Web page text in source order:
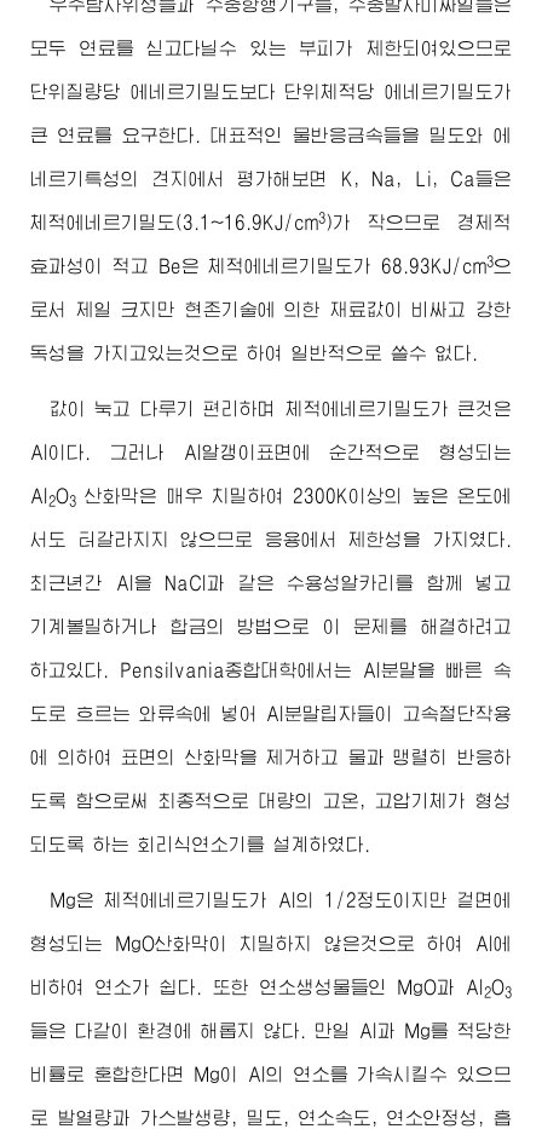
우주탐사위성들과 수중항행기구들, 수중발사미싸일들은
모두 연료를 싣고다닐수 있는 부피가 제한되여있으므로
단위질량당 에네르기밀도보다 단위체적당 에네르기밀도가
큰 연료를 요구한다. 대표적인 물반응금속들을 밀도와 에
네르기특성의 견지에서 평가해보면 K, Na, Li, Ca들은
체적에네르기밀도(3.1~16.9KJ/cm3)가 작으므로 경제적
효과성이 적고 Be은 체적에네르기밀도가 68.93KJ/cm3으
로서 제일 크지만 현존기술에 의한 재료값이 비싸고 강한
독성을 가지고있는것으로 하여 일반적으로 쓸수 없다.
값이 눅고 다루기 편리하며 체적에네르기밀도가 큰것은
Al이다. 그러나 Al알갱이표면에 순간적으로 형성되는
Al 2O3 산화막은 매우 치밀하여 2300K이상의 높은 온도에
서도 터갈라지지 않으므로 응용에서 제한성을 가지였다.
최근년간 Al을 NaCl과 같은 수용성알카리를 함께 넣고
기계볼밀하거나 합금의 방법으로 이 문제를 해결하려고
하고있다. Pensilvania종합대학에서는 Al분말을 빠른 속
도로 흐르는 와류속에 넣어 Al분말립자들이 고속절단작용
에 의하여 표면의 산화막을 제거하고 물과 맹렬히 반응하
도록 함으로써 최종적으로 대량의 고온, 고압기체가 형성
되도록 하는 회리식연소기를 설계하였다.
Mg은 체적에네르기밀도가 Al의 1/2정도이지만 겉면에
형성되는 MgO산화막이 치밀하지 않은것으로 하여 Al에
비하여 연소가 쉽다. 또한 연소생성물들인 MgO과 Al 2O3
들은 다같이 환경에 해롭지 않다. 만일 Al과 Mg를 적당한
비률로 혼합한다면 Mg이 Al의 연소를 가속시킬수 있으므
로 발열량과 가스발생량, 밀도, 연소속도, 연소안정성, 흡